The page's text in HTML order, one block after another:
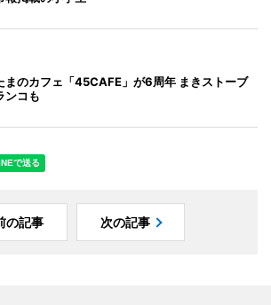
まのカフェ「45CAFE」が6周年 まきストーブ
ンコも
の記事 次の記事